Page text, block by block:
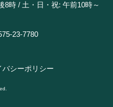
8時 / 土・日・祝: 午前10時～
23-7780
バシーポリシー